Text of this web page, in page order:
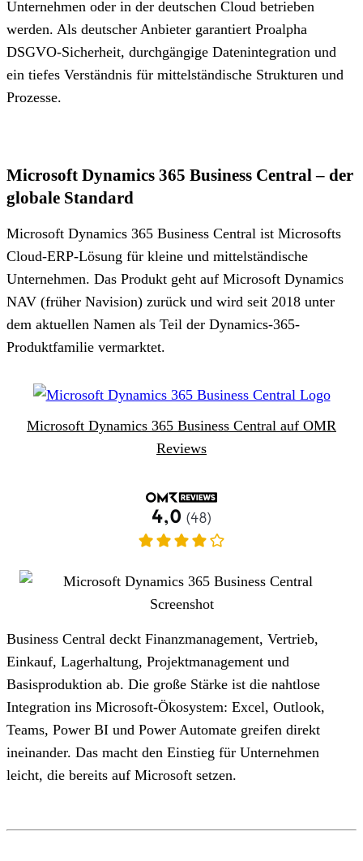
Unternehmen oder in der deutschen Cloud betrieben
werden. Als deutscher Anbieter garantiert Proalpha
DSGVO-Sicherheit, durchgängige Datenintegration und
ein tiefes Verständnis für mittelständische Strukturen und
Prozesse.
Microsoft Dynamics 365 Business Central – der
globale Standard
Microsoft Dynamics 365 Business Central ist Microsofts
Cloud-ERP-Lösung für kleine und mittelständische
Unternehmen. Das Produkt geht auf Microsoft Dynamics
NAV (früher Navision) zurück und wird seit 2018 unter
dem aktuellen Namen als Teil der Dynamics-365-
Produktfamilie vermarktet.
Microsoft Dynamics 365 Business Central auf OMR
Reviews
Business Central deckt Finanzmanagement, Vertrieb,
Einkauf, Lagerhaltung, Projektmanagement und
Basisproduktion ab. Die große Stärke ist die nahtlose
Integration ins Microsoft-Ökosystem: Excel, Outlook,
Teams, Power BI und Power Automate greifen direkt
ineinander. Das macht den Einstieg für Unternehmen
leicht, die bereits auf Microsoft setzen.